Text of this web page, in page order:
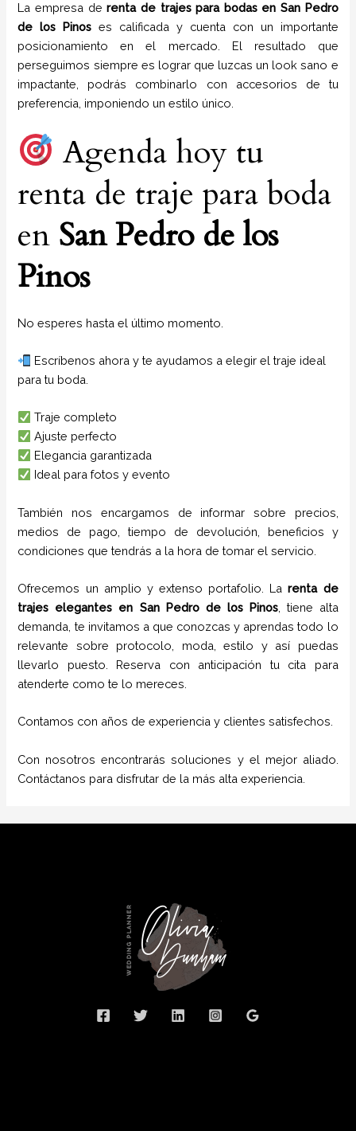
La empresa derenta de trajes para bodas en San Pedro
de los Pinos es calificada y cuenta con un importante
posicionamiento en el mercado. El resultado que
perseguimos siempre es lograr que luzcas un look sano e
impactante, podrás combinarlo con accesorios de tu
preferencia, imponiendo un estilo único.
Agenda hoy tu
renta de traje para boda
en San Pedro de los
Pinos
No esperes hasta el último momento.
Escríbenos ahora y te ayudamos a elegir el traje ideal
para tu boda.
Traje completo
Ajuste perfecto
Elegancia garantizada
Ideal para fotos y evento
También nos encargamos de informar sobre precios,
medios de pago, tiempo de devolución, beneficios y
condiciones que tendrás a la hora de tomar el servicio.
Ofrecemos un amplio y extenso portafolio. Larenta de
trajes elegantes en San Pedro de los Pinos, tiene alta
demanda, te invitamos a que conozcas y aprendas todo lo
relevante sobre protocolo, moda, estilo y así puedas
llevarlo puesto. Reserva con anticipación tu cita para
atenderte como te lo mereces.
Contamos con años de experiencia y clientes satisfechos.
Con nosotros encontrarás soluciones y el mejor aliado.
Contáctanos para disfrutar de la más alta experiencia.